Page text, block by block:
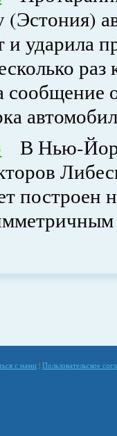
и ударила
В Нью-
построен
с нами | Пользовательское